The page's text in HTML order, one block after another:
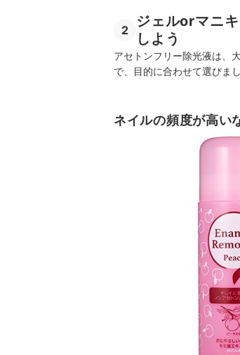
2
ジェルorマニ
しよう
アセトンフリー除光液は、
で、目的に合わせて選びまし
ネイルの頻度が高い